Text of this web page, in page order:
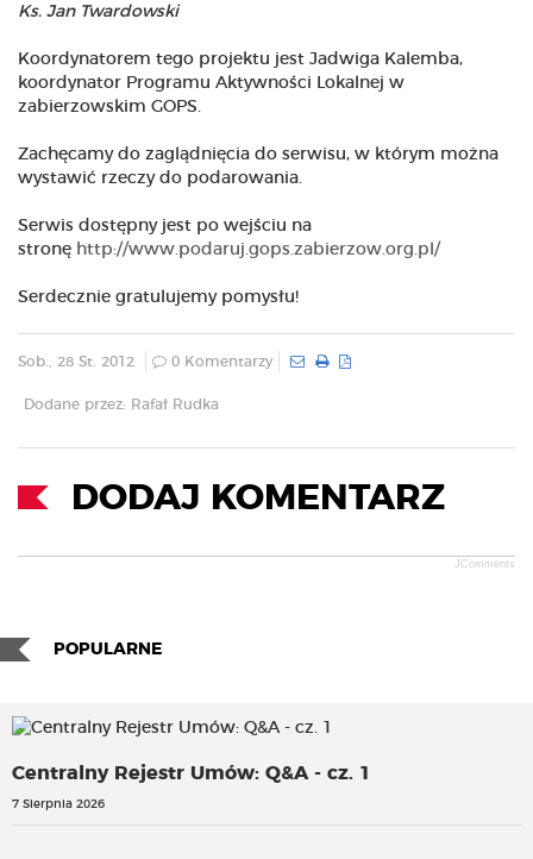
Ks. Jan Twardowski
Koordynatorem tego projektu jest Jadwiga Kalemba,
koordynator Programu Aktywności Lokalnej w
zabierzowskim GOPS.
Zachęcamy do zaglądnięcia do serwisu, w którym można
wystawić rzeczy do podarowania.
Serwis dostępny jest po wejściu na
stronę http://www.podaruj.gops.zabierzow.org.pl/
Serdecznie gratulujemy pomysłu!
Sob., 28 St. 2012 0 Komentarzy
Dodane przez: Rafał Rudka
DODAJ KOMENTARZ
JComments
POPULARNE
Centralny Rejestr Umów: Q&A - cz. 1
7 Sierpnia 2026